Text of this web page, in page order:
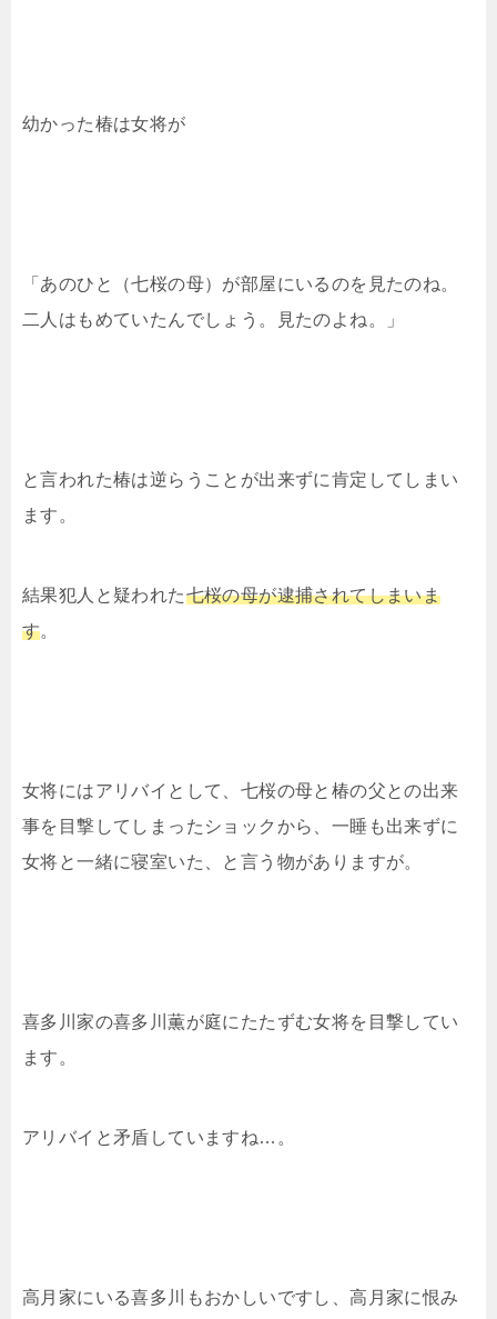
幼かった椿は女将が
「あのひと（七桜の母）が部屋にいるのを見たのね。
二人はもめていたんでしょう。見たのよね。」
と言われた椿は逆らうことが出来ずに肯定してしまい
ます。
結果犯人と疑われた七桜の母が逮捕されてしまいま
す。
女将にはアリバイとして、七桜の母と椿の父との出来
事を目撃してしまったショックから、一睡も出来ずに
女将と一緒に寝室いた、と言う物がありますが。
喜多川家の喜多川薫が庭にたたずむ女将を目撃してい
ます。
アリバイと矛盾していますね…。
高月家にいる喜多川もおかしいですし、高月家に恨み